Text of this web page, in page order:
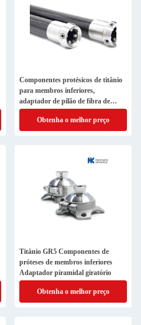
Componentes protésicos de titânio
para membros inferiores,
adaptador de pilão de fibra de
carbono de 420 mm.
Obtenha o melhor preço
Titânio GR5 Componentes de
próteses de membros inferiores
Adaptador piramidal giratório
Obtenha o melhor preço